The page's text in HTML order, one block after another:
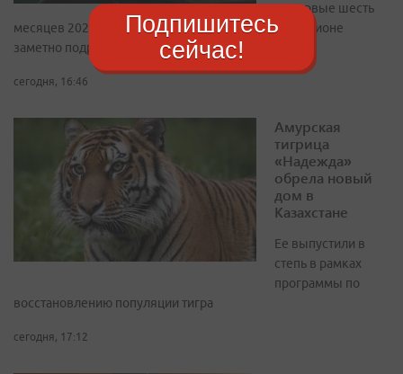
за первые шесть
месяцев 2026 года зарплатные предложения в регионе
заметно подросли
сегодня, 16:46
Амурская
тигрица
«Надежда»
обрела новый
дом в
Казахстане
Ее выпустили в
степь в рамках
программы по
восстановлению популяции тигра
сегодня, 17:12
Подпишитесь
сейчас!